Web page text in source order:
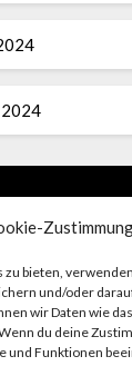
bieten,
und/oder
wir Daten wie
du deine
und Funktionen